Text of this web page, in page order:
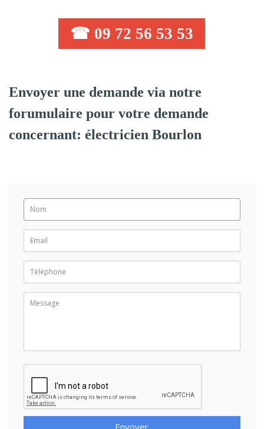
☎ 09 72 56 53 53
Envoyer une demande via notre
forumulaire pour votre demande
concernant: électricien Bourlon
Envoyer